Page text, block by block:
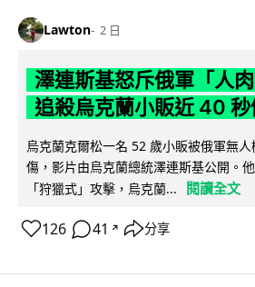
Lawton 2 日
澤連斯基怒斥俄軍「人
追殺烏克蘭小販近 40
烏克蘭克爾松一名 52 歲小販被俄軍無
傷，影片由烏克蘭總統澤連斯基公開。
「狩獵式」攻擊，烏克蘭...
閱讀全文
126 41 ↗ 分享